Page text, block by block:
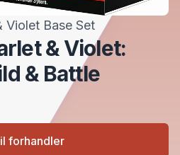
Violet Base Set
& Violet:
& Battle
forhandler